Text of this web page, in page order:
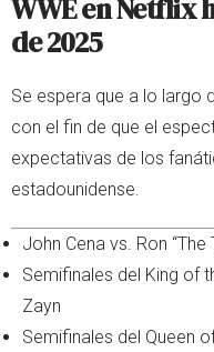
WWE en Netflix
de 2025
Se espera que a lo largo
con el fin de que el
expectativas de los
estadounidense.
John Cena vs. Ron “The
Semifinales del King of
Zayn
Semifinales del Queen